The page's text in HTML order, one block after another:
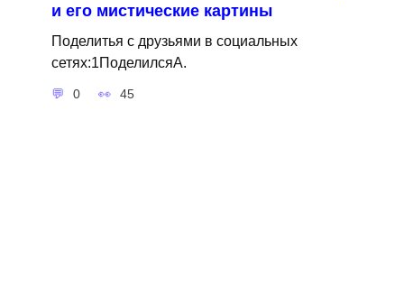
и его мистические картины
Поделитья с друзьями в социальных
сетях:1ПоделилсяA.
0 45